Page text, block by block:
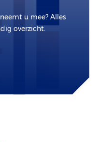
u mee? Alles
overzicht.